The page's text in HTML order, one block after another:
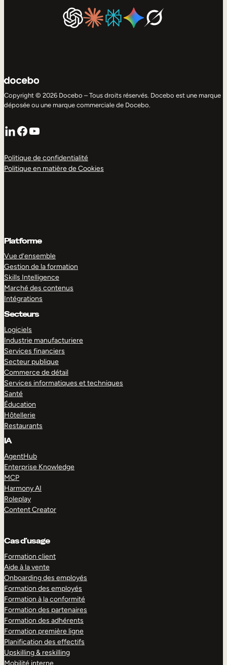
Copyright © 2026 Docebo – Tous droits réservés. Docebo est une marque
déposée ou une marque commerciale de Docebo.
LinkedIn
Facebook
YouTube
Politique de confidentialité
Politique en matière de Cookies
Platforme
Vue d’ensemble
Gestion de la formation
Skills Intelligence
Marché des contenus
Intégrations
Secteurs
Logiciels
Industrie manufacturiere
Services financiers
Secteur publique
Commerce de détail
Services informatiques et techniques
Santé
Éducation
Hôtellerie
Restaurants
IA
AgentHub
Enterprise Knowledge
MCP
Harmony AI
Roleplay
Content Creator
Cas d’usage
Formation client
Aide à la vente
Onboarding des employés
Formation des employés
Formation à la conformité
Formation des partenaires
Formation des adhérents
Formation première ligne
Planification des effectifs
Upskilling & reskilling
Mobilité interne